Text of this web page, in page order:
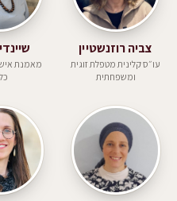
צביה רוזנשטיין
עו״ס קלינית מטפלת זוגית
ומשפחתית
מאמנת